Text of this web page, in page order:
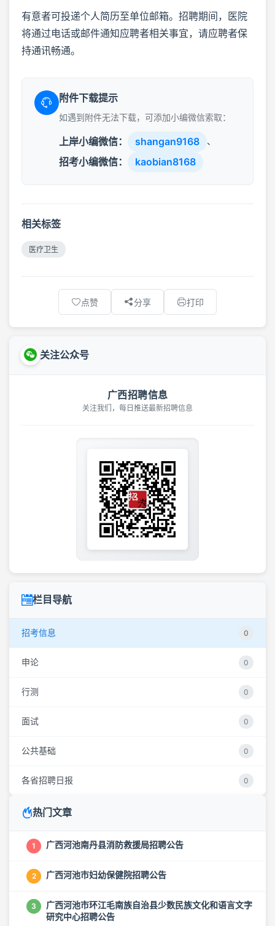
有意者可投递个人简历至单位邮箱。招聘期间，医院
将通过电话或邮件通知应聘者相关事宜，请应聘者保
持通讯畅通。
附件下载提示
如遇到附件无法下载，可添加小编微信索取：
上岸小编微信： shangan9168 、
招考小编微信： kaobian8168
相关标签
医疗卫生
点赞 分享 打印
关注公众号
广西招聘信息
关注我们，每日推送最新招聘信息
栏目导航
招考信息 0
申论 0
行测 0
面试 0
公共基础 0
各省招聘日报 0
热门文章
1 广西河池南丹县消防救援局招聘公告
2 广西河池市妇幼保健院招聘公告
3
广西河池市环江毛南族自治县少数民族文化和语言文字
研究中心招聘公告